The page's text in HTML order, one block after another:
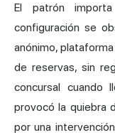
El patrón
configuración se
anónimo,
de reservas, sin
concursal cuando
provocó la quiebra
por una